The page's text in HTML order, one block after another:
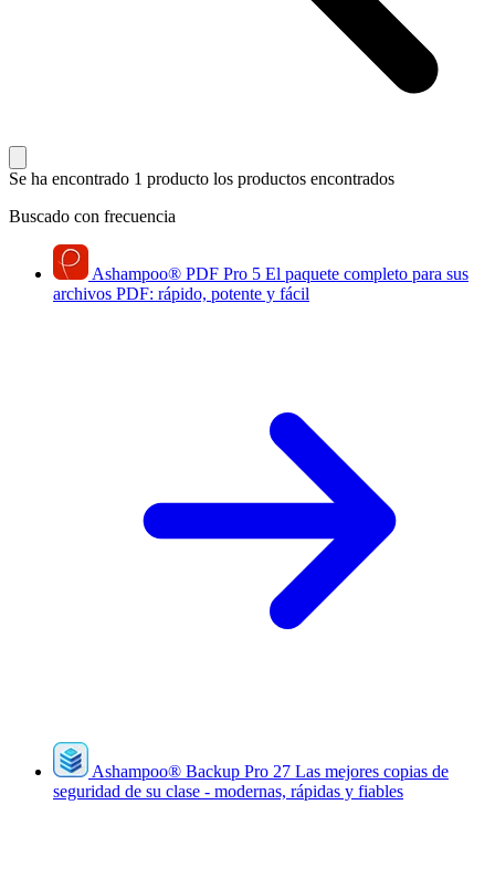
Se ha encontrado 1 producto los productos encontrados
Buscado con frecuencia
Ashampoo® PDF Pro 5 El paquete completo para sus
archivos PDF: rápido, potente y fácil
Ashampoo® Backup Pro 27 Las mejores copias de
seguridad de su clase - modernas, rápidas y fiables